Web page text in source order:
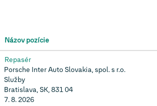
Názov pozície
Repasér
Porsche Inter Auto Slovakia, spol. s r.o.
Služby
Bratislava, SK, 831 04
7. 8. 2026